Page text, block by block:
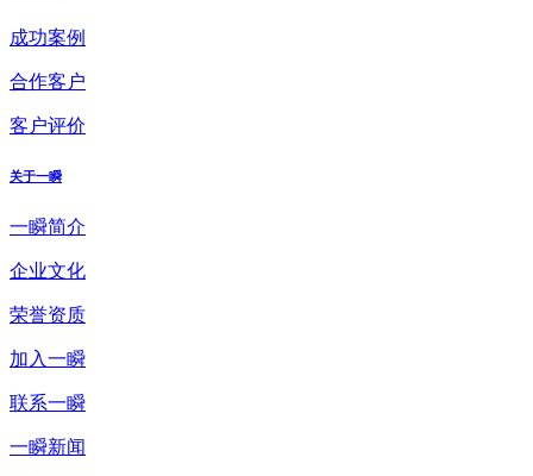
成功案例
合作客户
客户评价
关于一瞬
一瞬简介
企业文化
荣誉资质
加入一瞬
联系一瞬
一瞬新闻